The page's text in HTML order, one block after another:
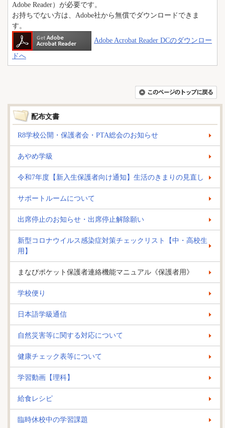
Adobe Reader）が必要です。
お持ちでない方は、Adobe社から無償でダウンロードできま
す。
Adobe Acrobat Reader DCのダウンロー
ドへ
配布文書
R8学校公開・保護者会・PTA総会のお知らせ
あやめ学級
令和7年度【新入生保護者向け通知】生活のきまりの見直し
サポートルームについて
出席停止のお知らせ・出席停止解除願い
新型コロナウイルス感染症対策チェックリスト【中・高校生
用】
まなびポケット保護者連絡機能マニュアル《保護者用》
学校便り
日本語学級通信
自然災害等に関する対応について
健康チェック表等について
学習動画【理科】
給食レシピ
臨時休校中の学習課題